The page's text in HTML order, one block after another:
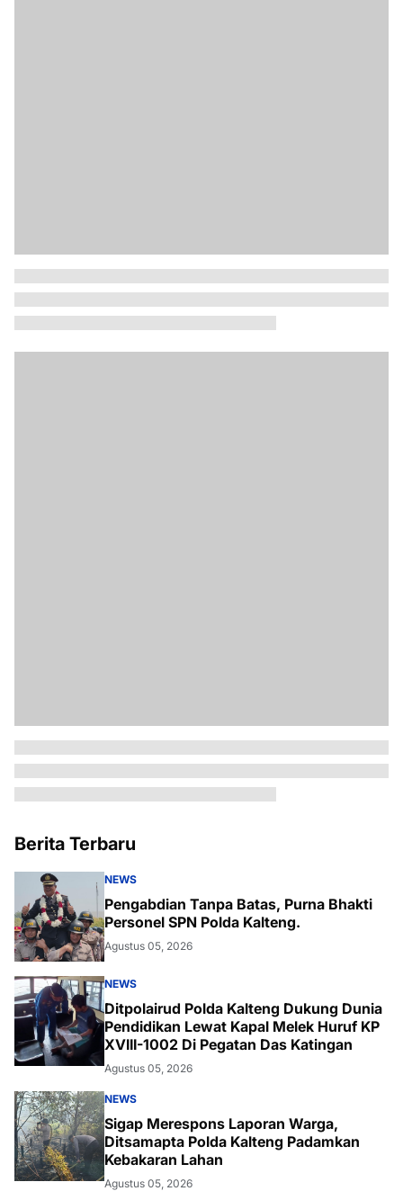
Berita Terbaru
NEWS
Pengabdian Tanpa Batas, Purna Bhakti
Personel SPN Polda Kalteng.
Agustus 05, 2026
NEWS
Ditpolairud Polda Kalteng Dukung Dunia
Pendidikan Lewat Kapal Melek Huruf KP
XVIII-1002 Di Pegatan Das Katingan
Agustus 05, 2026
NEWS
Sigap Merespons Laporan Warga,
Ditsamapta Polda Kalteng Padamkan
Kebakaran Lahan
Agustus 05, 2026